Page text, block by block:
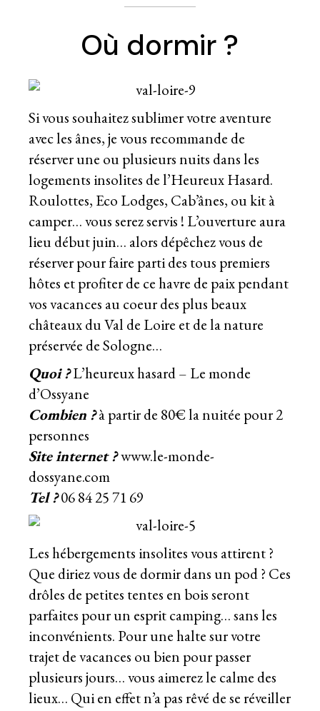
Où dormir ?
Si vous souhaitez sublimer votre aventure
avec les ânes, je vous recommande de
réserver une ou plusieurs nuits dans les
logements insolites de l’Heureux Hasard.
Roulottes, Eco Lodges, Cab’ânes, ou kit à
camper… vous serez servis ! L’ouverture aura
lieu début juin… alors dépêchez vous de
réserver pour faire parti des tous premiers
hôtes et profiter de ce havre de paix pendant
vos vacances au coeur des plus beaux
châteaux du Val de Loire et de la nature
préservée de Sologne…
Quoi ?L’heureux hasard – Le monde
d’Ossyane
Combien ?à partir de 80€ la nuitée pour 2
personnes
Site internet ?www.le-monde-
dossyane.com
Tel ?06 84 25 71 69
Les hébergements insolites vous attirent ?
Que diriez vous de dormir dans un pod ? Ces
drôles de petites tentes en bois seront
parfaites pour un esprit camping… sans les
inconvénients. Pour une halte sur votre
trajet de vacances ou bien pour passer
plusieurs jours… vous aimerez le calme des
lieux… Qui en effet n’a pas rêvé de se réveiller